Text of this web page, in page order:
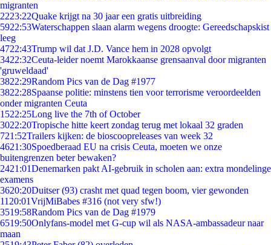
migranten
2223:22Quake krijgt na 30 jaar een gratis uitbreiding
5922:53Waterschappen slaan alarm wegens droogte: Gereedschapskist
leeg
4722:43Trump wil dat J.D. Vance hem in 2028 opvolgt
3422:32Ceuta-leider noemt Marokkaanse grensaanval door migranten
'gruweldaad'
3822:29Random Pics van de Dag #1977
3822:28Spaanse politie: minstens tien voor terrorisme veroordeelden
onder migranten Ceuta
1522:25Long live the 7th of October
3022:20Tropische hitte keert zondag terug met lokaal 32 graden
721:52Trailers kijken: de bioscoopreleases van week 32
4621:30Spoedberaad EU na crisis Ceuta, moeten we onze
buitengrenzen beter bewaken?
2421:01Denemarken pakt AI-gebruik in scholen aan: extra mondelinge
examens
3620:20Duitser (93) crasht met quad tegen boom, vier gewonden
11 20:01VrijMiBabes #316 (not very sfw!)
3519:58Random Pics van de Dag #1979
6519:50Onlyfans-model met G-cup wil als NASA-ambassadeur naar
maan